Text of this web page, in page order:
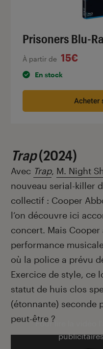
Prisoners Blu-
À partir de 15€
En stock
Acheter
Trap(2024)
Avec Trap, M. Night
nouveau serial-killer
collectif : Cooper
l’on découvre ici
concert. Mais
performance
où la police a prévu
Exercice de style, ce
statut de huis clos
(étonnante) seconde
peut-être ?Pour lire la vidéo